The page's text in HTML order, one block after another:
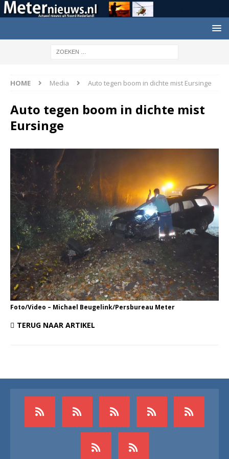
HOME Media Auto tegen boom in dichte mist Eursinge
Auto tegen boom in dichte mist
Eursinge
Foto/Video – Michael Beugelink/Persbureau Meter
TERUG NAAR ARTIKEL